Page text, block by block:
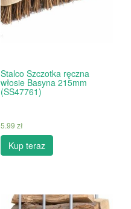
Stalco Szczotka ręczna
włosie Basyna 215mm
(SS47761)
5.99 zł
Kup teraz